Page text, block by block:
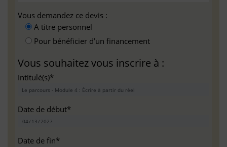
Vous demandez ce devis :
A titre personnel
Pour bénéficier d’un financement
Vous souhaitez vous inscrire à :
Intitulé(s)*
Date de début*
Date de fin*